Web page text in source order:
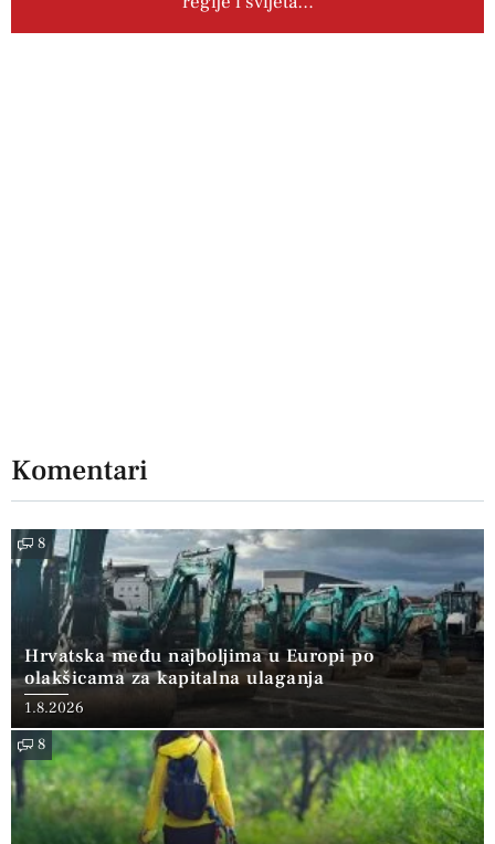
Komentari
8
Hrvatska među najboljima u Europi po
olakšicama za kapitalna ulaganja
1.8.2026
8